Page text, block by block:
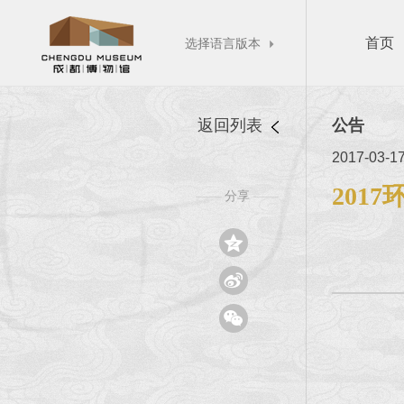
选择语言版本  首页
返回列表
—— 分享 ——



公告
2017-03-
2017